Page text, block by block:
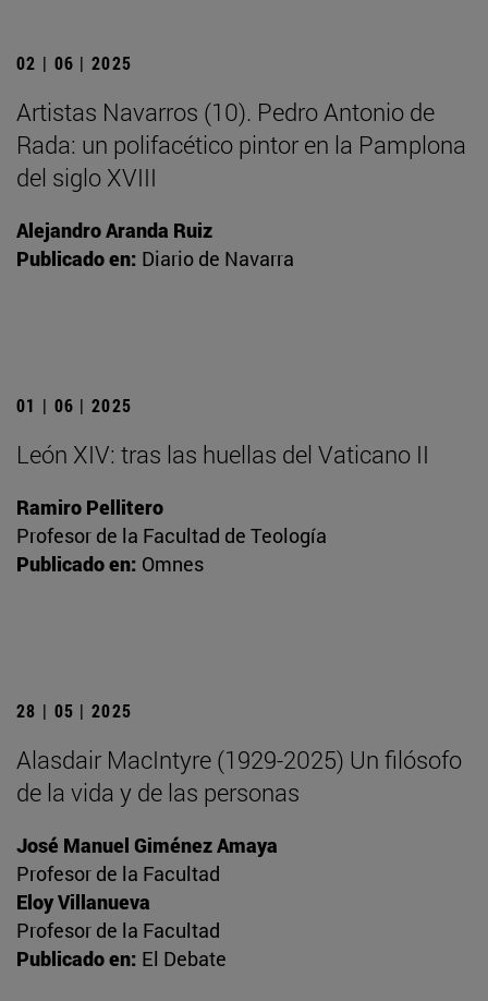
02 | 06 | 2025
Artistas Navarros (10). Pedro Antonio de
Rada: un polifacético pintor en la Pamplona
del siglo XVIII
Alejandro Aranda Ruiz
Publicado en: Diario de Navarra
01 | 06 | 2025
León XIV: tras las huellas del Vaticano II
Ramiro Pellitero
Profesor de la Facultad de Teología
Publicado en: Omnes
28 | 05 | 2025
Alasdair MacIntyre (1929-2025) Un filósofo
de la vida y de las personas
José Manuel Giménez Amaya
Profesor de la Facultad
Eloy Villanueva
Profesor de la Facultad
Publicado en: El Debate